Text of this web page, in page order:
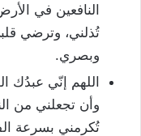
النافعين في
تُذلني، وترضي
وبصري.
اللهم إنّي عبدُك
وأن تجعلني من
تُكرمني بسرعة